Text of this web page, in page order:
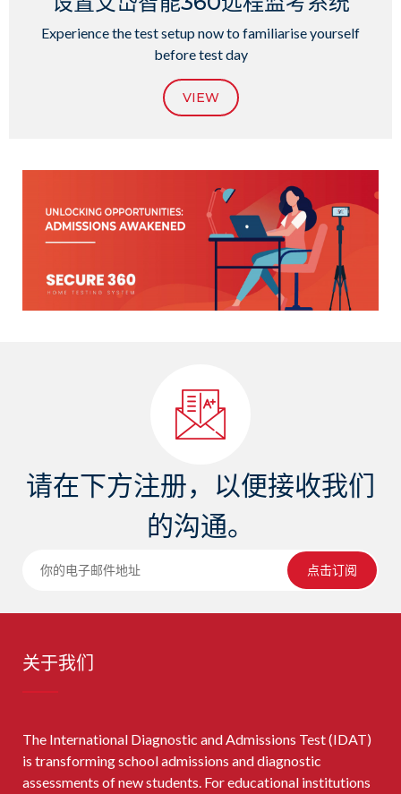
Experience the test setup now to familiarise yourself
before test day
VIEW
请在下方注册，以便接收我们
的沟通。
点击订阅
关于我们
The International Diagnostic and Admissions Test (IDAT)
is transforming school admissions and diagnostic
assessments of new students. For educational institutions